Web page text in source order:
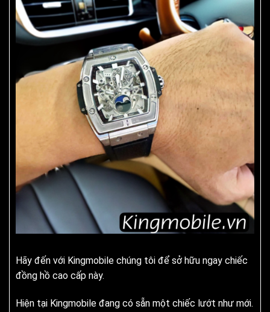
Hãy đến với Kingmobile chúng tôi để sở hữu ngay chiếc
đồng hồ cao cấp này.
Hiện tại Kingmobile đang có sẵn một chiếc lướt như mới.